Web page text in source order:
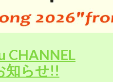
CHANNEL
知らせ!!